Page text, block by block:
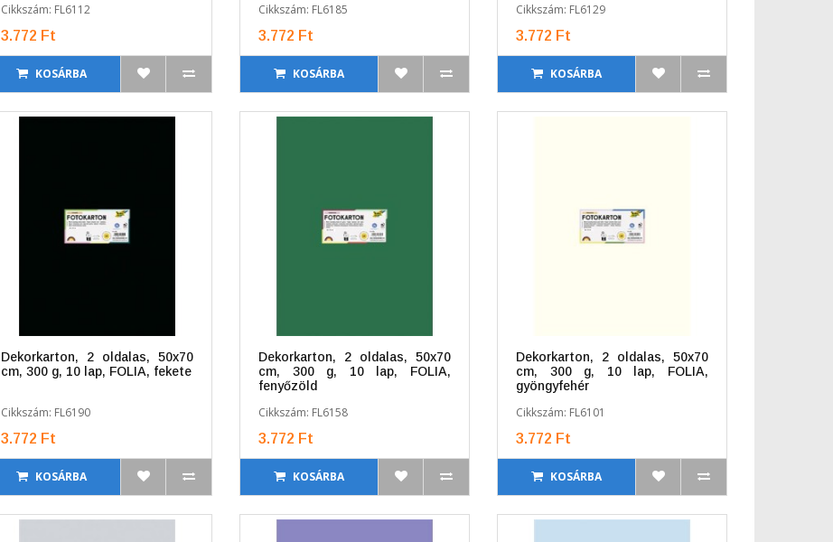
Cikkszám: FL6112
3.772 Ft
KOSÁRBA
Cikkszám: FL6185
3.772 Ft
KOSÁRBA
Cikkszám: FL6129
3.772 Ft
KOSÁRBA
Dekorkarton, 2 oldalas, 50x70
cm, 300 g, 10 lap, FOLIA, fekete
Cikkszám: FL6190
3.772 Ft
KOSÁRBA
Dekorkarton, 2 oldalas, 50x70
cm, 300 g, 10 lap, FOLIA,
fenyőzöld
Cikkszám: FL6158
3.772 Ft
KOSÁRBA
Dekorkarton, 2 oldalas, 50x70
cm, 300 g, 10 lap, FOLIA,
gyöngyfehér
Cikkszám: FL6101
3.772 Ft
KOSÁRBA